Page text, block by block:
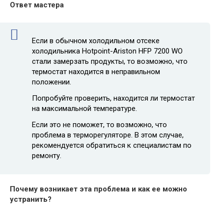
Ответ мастера
Если в обычном холодильном отсеке
холодильника Hotpoint-Ariston HFP 7200 WO
стали замерзать продукты, то возможно, что
термостат находится в неправильном
положении.
Попробуйте проверить, находится ли термостат
на максимальной температуре.
Если это не поможет, то возможно, что
проблема в терморегуляторе. В этом случае,
рекомендуется обратиться к специалистам по
ремонту.
Почему возникает эта проблема и как ее можно
устранить?